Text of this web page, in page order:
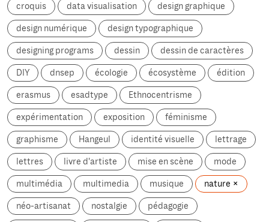
croquis data visualisation design graphique
design numérique design typographique
designing programs dessin dessin de caractères
DIY dnsep écologie écosystème édition
erasmus esadtype Ethnocentrisme
expérimentation exposition féminisme
graphisme Hangeul identité visuelle lettrage
lettres livre d'artiste mise en scène mode
multimédia multimedia musique nature
néo-artisanat nostalgie pédagogie